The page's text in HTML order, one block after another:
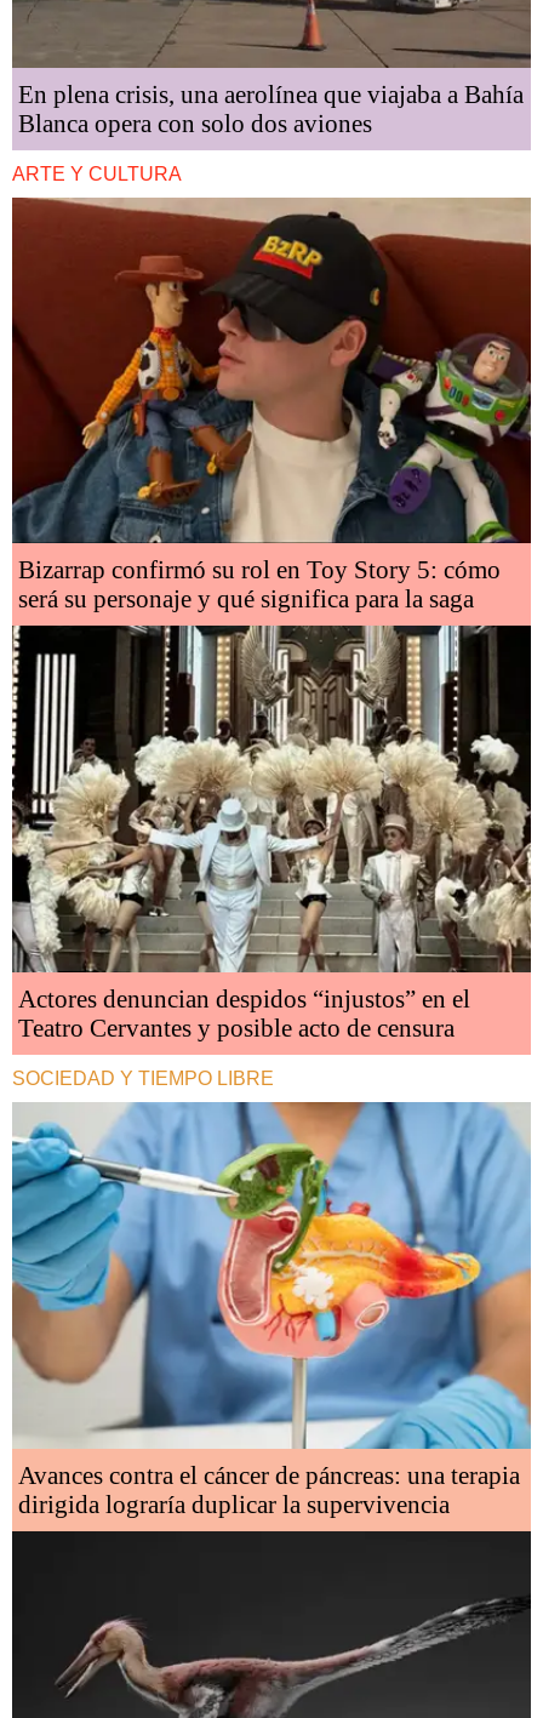
En plena crisis, una aerolínea que viajaba a Bahía
Blanca opera con solo dos aviones
ARTE Y CULTURA
Bizarrap confirmó su rol en Toy Story 5: cómo
será su personaje y qué significa para la saga
Actores denuncian despidos “injustos” en el
Teatro Cervantes y posible acto de censura
SOCIEDAD Y TIEMPO LIBRE
Avances contra el cáncer de páncreas: una terapia
dirigida lograría duplicar la supervivencia